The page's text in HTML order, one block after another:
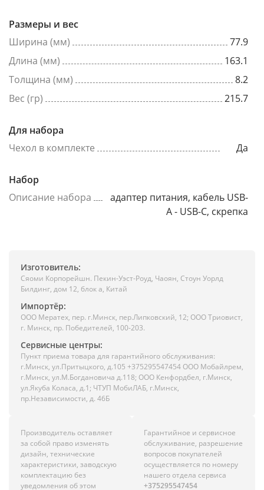
Размеры и вес
Ширина (мм)
77.9
Длина (мм)
163.1
Толщина (мм)
8.2
Вес (гр)
215.7
Для набора
Чехол в комплекте
Да
Набор
Описание набора
адаптер питания, кабель USB-
A - USB-C, скрепка
Изготовитель:
Сяоми Корпорейшн. Пекин-Уэст-Роуд, Чаоян, Стоун Уорлд
Билдинг, дом 12, блок а, Китай
Импортёр:
ООО Мератех, пер. г.Минск, пер.Липковский, 12; ООО Триовист,
г. Минск, пр. Победителей, 100-203.
Сервисные центры:
Пункт приема товара для гарантийного обслуживания:
г.Минск, ул.Притыцкого, д.105 +375295547454 ООО Мобайлрем,
г.Минск, ул.М.Богдановича д.118; ООО Кенфордбел, г.Минск,
ул.Якуба Коласа, д.1; ЧТУП МобиЛАБ, г.Минск,
пр.Независимости, д. 46Б
Производитель оставляет
за собой право изменять
дизайн, технические
характеристики, заводскую
комплектацию без
уведомления об этом
Гарантийное и сервисное
обслуживание, разрешение
вопросов покупателей
осуществляется по номеру
нашего отдела сервиса
+375295547454